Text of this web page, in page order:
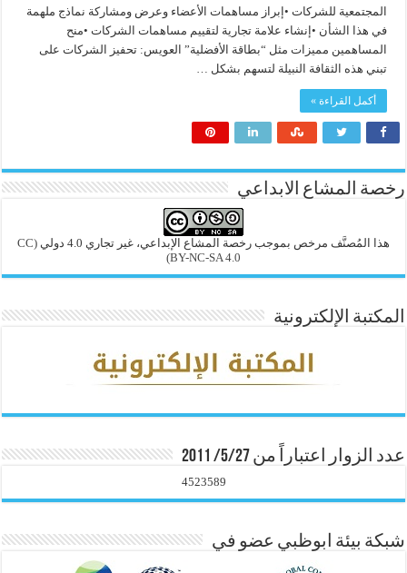
المجتمعية للشركات •إبراز مساهمات الأعضاء وعرض ومشاركة نماذج ملهمة
في هذا الشأن •إنشاء علامة تجارية لتقييم مساهمات الشركات •منح
المساهمين مميزات مثل “بطاقة الأفضلية” العويس: تحفيز الشركات على
تبني هذه الثقافة النبيلة لتسهم بشكل …
أكمل القراءة »
رخصة المشاع الابداعي
هذا المُصنَّف مرخص بموجب رخصة المشاع الإبداعي، غير تجاري 4.0 دولي
(CC
BY-NC-SA 4.0)
المكتبة الإلكترونية
عدد الزوار اعتباراً من 5/27/ 2011
4523589
شبكة بيئة ابوظبي عضو في